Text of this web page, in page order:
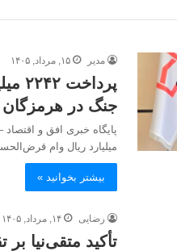
مدیر ۱۵, مرداد, ۱۴۰۵
جنگ در
میلیارد ریال وام
بیشتر بخوانید »
رضایی ۱۴, مرداد, ۱۴۰۵
تأکید متقی‌نیا